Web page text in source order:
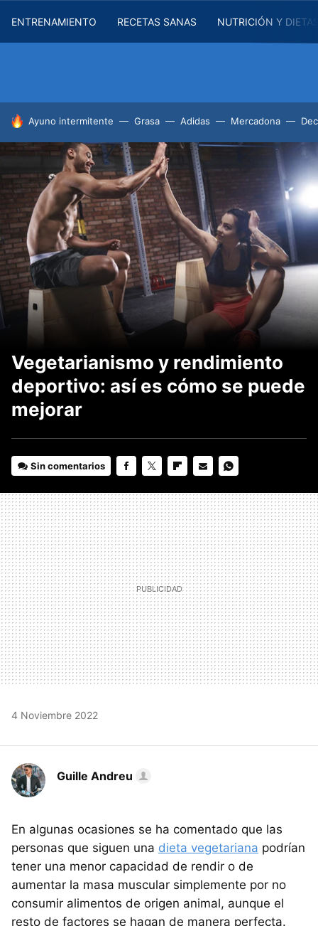
ENTRENAMIENTO RECETAS SANAS NUTRICIÓN Y
HOY SE HABLA DE
Ayuno intermitente Grasa Adidas Mercadona
Vegetarianismo y rendimiento
deportivo: así es cómo se puede
mejorar
Sin comentarios
MAIL
4 Noviembre 2022
Guille Andreu
En algunas ocasiones se ha comentado que las
personas que siguen una dieta vegetariana podrían
tener una menor capacidad de rendir o de
aumentar la masa muscular simplemente por no
consumir alimentos de origen animal, aunque el
resto de factores se hagan de manera perfecta.